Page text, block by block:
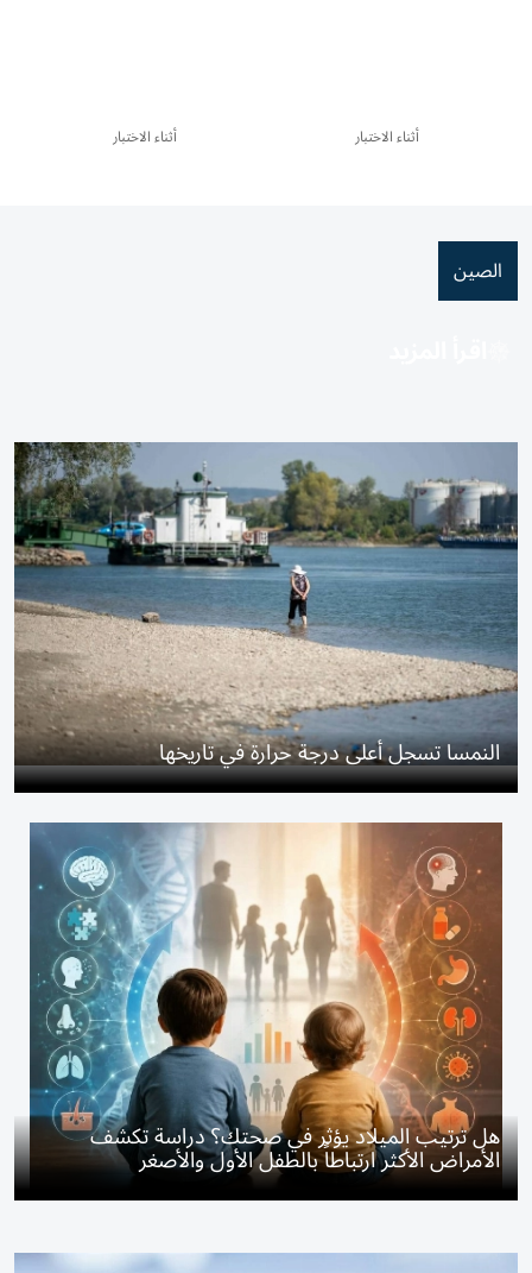
أثناء الاختبار أثناء الاختبار
الصين
النمسا تسجل أعلى درجة حرارة في تاريخها
هل ترتيب الميلاد يؤثر في صحتك؟ دراسة تكشف
الأمراض الأكثر ارتباطاً بالطفل الأول والأصغر